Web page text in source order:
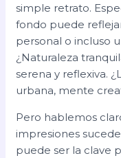
simple retrato.
fondo puede
personal o incluso
¿Naturaleza
serena y reflexiva.
urbana, mente
Pero hablemos
impresiones
puede ser la clave